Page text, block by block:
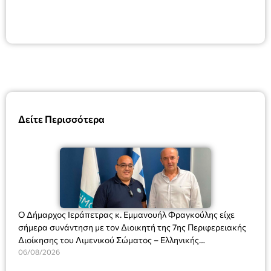
Δείτε Περισσότερα
Ο Δήμαρχος Ιεράπετρας κ. Εμμανουήλ Φραγκούλης είχε
σήμερα συνάντηση με τον Διοικητή της 7ης Περιφερειακής
Διοίκησης του Λιμενικού Σώματος – Ελληνικής
Ακτοφυλακής (Λ.Σ.-ΕΛ.ΑΚΤ.), Αρχιπλοίαρχο Λ.Σ. κ. Ιωάννη
06/08/2026